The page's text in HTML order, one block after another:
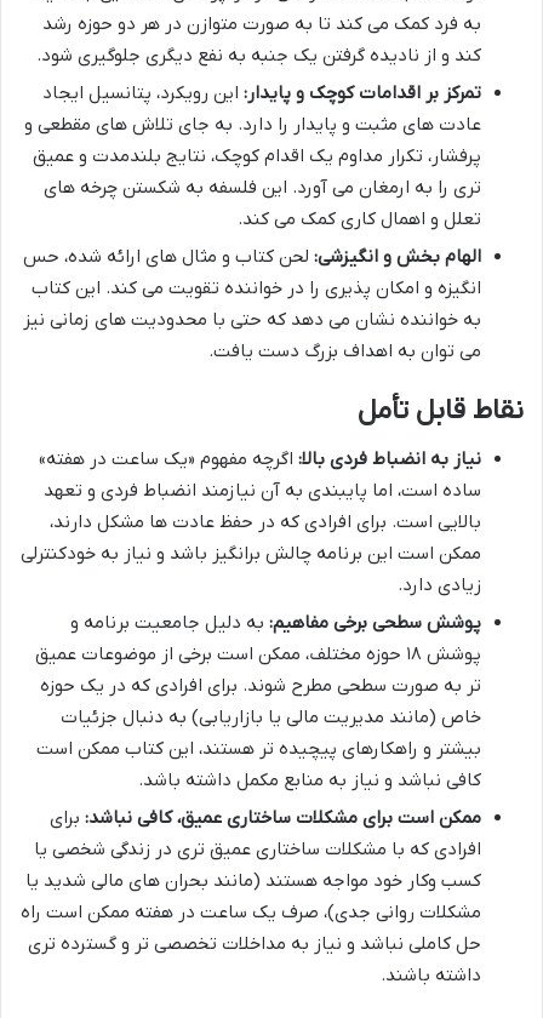
به فرد کمک می کند تا به صورت متوازن در هر دو حوزه رشد
کند و از نادیده گرفتن یک جنبه به نفع دیگری جلوگیری شود.
تمرکز بر اقدامات کوچک و پایدار: این رویکرد، پتانسیل ایجاد
عادت های مثبت و پایدار را دارد. به جای تلاش های مقطعی و
پرفشار، تکرار مداوم یک اقدام کوچک، نتایج بلندمدت و عمیق
تری را به ارمغان می آورد. این فلسفه به شکستن چرخه های
تعلل و اهمال کاری کمک می کند.
الهام بخش و انگیزشی: لحن کتاب و مثال های ارائه شده، حس
انگیزه و امکان پذیری را در خواننده تقویت می کند. این کتاب
به خواننده نشان می دهد که حتی با محدودیت های زمانی نیز
می توان به اهداف بزرگ دست یافت.
نقاط قابل تأمل
نیاز به انضباط فردی بالا: اگرچه مفهوم «یک ساعت در هفته»
ساده است، اما پایبندی به آن نیازمند انضباط فردی و تعهد
بالایی است. برای افرادی که در حفظ عادت ها مشکل دارند،
ممکن است این برنامه چالش برانگیز باشد و نیاز به خودکنترلی
زیادی دارد.
پوشش سطحی برخی مفاهیم: به دلیل جامعیت برنامه و
پوشش ۱۸ حوزه مختلف، ممکن است برخی از موضوعات عمیق
تر به صورت سطحی مطرح شوند. برای افرادی که در یک حوزه
خاص (مانند مدیریت مالی یا بازاریابی) به دنبال جزئیات
بیشتر و راهکارهای پیچیده تر هستند، این کتاب ممکن است
کافی نباشد و نیاز به منابع مکمل داشته باشد.
ممکن است برای مشکلات ساختاری عمیق، کافی نباشد: برای
افرادی که با مشکلات ساختاری عمیق تری در زندگی شخصی یا
کسب وکار خود مواجه هستند (مانند بحران های مالی شدید یا
مشکلات روانی جدی)، صرف یک ساعت در هفته ممکن است راه
حل کاملی نباشد و نیاز به مداخلات تخصصی تر و گسترده تری
داشته باشند.